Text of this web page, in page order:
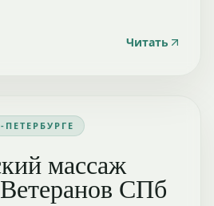
Читать
массаж
СПб